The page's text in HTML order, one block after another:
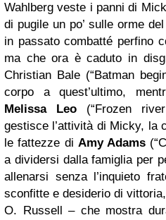
Wahlberg veste i panni di
di pugile un po’ sulle orme
in passato combatté perfino
ma che ora è caduto in
Christian Bale (“Batman
corpo a quest’ultimo,
Melissa Leo (“Frozen
gestisce l’attività di Micky, la
le fattezze di Amy Adams
a dividersi dalla famiglia per
allenarsi senza l’inquieto
sconfitte e desiderio di
O. Russell – che mostra